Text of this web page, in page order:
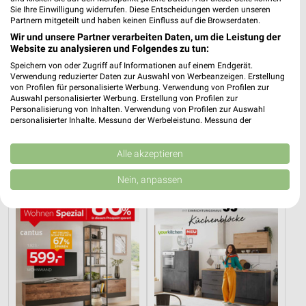
5,7 km
Gültig bis Sa. 15.08.
27,9 km
Gültig bis Fr. 14.08.
Zurbrüggen
Sie Ihre Einwilligung widerrufen. Diese Entscheidungen werden unseren
Partnern mitgeteilt und haben keinen Einfluss auf die Browserdaten.
Wir und unsere Partner verarbeiten Daten, um die Leistung der
Website zu analysieren und Folgendes zu tun:
Speichern von oder Zugriff auf Informationen auf einem Endgerät.
Verwendung reduzierter Daten zur Auswahl von Werbeanzeigen. Erstellung
von Profilen für personalisierte Werbung. Verwendung von Profilen zur
Auswahl personalisierter Werbung. Erstellung von Profilen zur
Personalisierung von Inhalten. Verwendung von Profilen zur Auswahl
personalisierter Inhalte. Messung der Werbeleistung. Messung der
Kombinationen von Daten aus verschiedenen Quellen. Entwicklung und
Verbesserung der Angebote. Verwendung reduzierter Daten zur Auswahl
von Inhalten.
Daten können außerhalb der Europäischen Union weitergegeben und in die
USA gesendet werden.
Website/App.
Partnerliste anzeigen (1 IAB-Anbieter)
Wir nutzen Ihre Daten für folgende Zwecke:
IAB-Verarbeitungszwecke:
Speichern von oder Zugriff auf Informationen
auf einem Endgerät
Alle akzeptieren
Nein, anpassen